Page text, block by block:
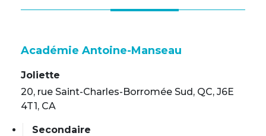
Académie Antoine-Manseau
Joliette
20, rue Saint-Charles-Borromée Sud, QC, J6E
4T1, CA
Secondaire